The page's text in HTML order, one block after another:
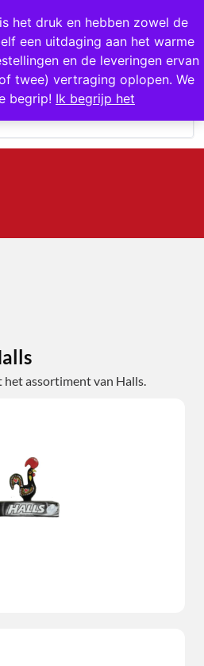
het druk en hebben zowel de
een uitdaging aan het warme
en de leveringen ervan
twee) vertraging oplopen. We
begrip! Ik begrijp het
op voorraad
0
het assortiment van Halls.